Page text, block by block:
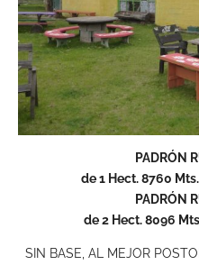
PADRÓN
de 1 Hect. 8760
PADRÓN
de 2 Hect. 8096
SIN BASE, AL MEJOR